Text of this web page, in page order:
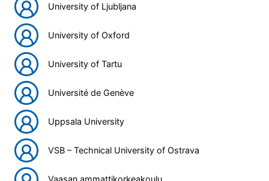
University of Ljubljana
University of Oxford
University of Tartu
Université de Genève
Uppsala University
VSB – Technical University of Ostrava
Vaasan ammattikorkeakoulu